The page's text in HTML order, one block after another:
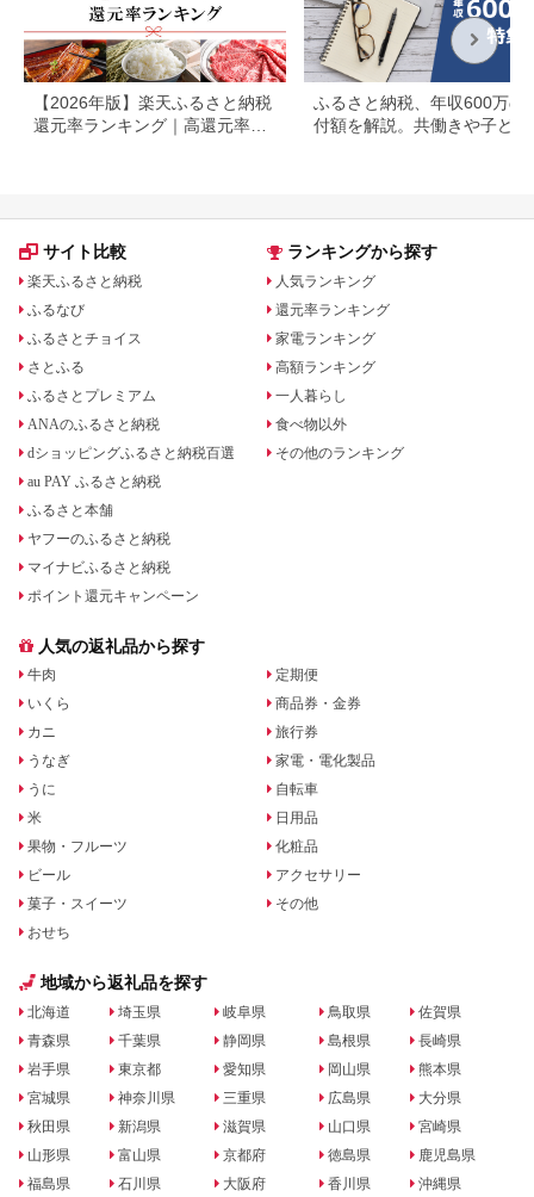
【2026年版】楽天ふるさと納税
還元率ランキング｜高還元率返
ふるさと納税、年収600万の
付額を解説。共働きや子ども
サイト比較
楽天ふるさと納税
ふるなび
ふるさとチョイス
さとふる
ふるさとプレミアム
ANAのふるさと納税
dショッピングふるさと納税百選
au PAY ふるさと納税
ふるさと本舗
ヤフーのふるさと納税
マイナビふるさと納税
ポイント還元キャンペーン
ランキングから探す
人気ランキング
還元率ランキング
家電ランキング
高額ランキング
一人暮らし
食べ物以外
その他のランキング
人気の返礼品から探す
牛肉
いくら
カニ
うなぎ
うに
米
果物・フルーツ
ビール
菓子・スイーツ
おせち
定期便
商品券・金券
旅行券
家電・電化製品
自転車
日用品
化粧品
アクセサリー
その他
地域から返礼品を探す
北海道
青森県
岩手県
宮城県
秋田県
山形県
福島県
埼玉県
千葉県
東京都
神奈川県
新潟県
富山県
石川県
岐阜県
静岡県
愛知県
三重県
滋賀県
京都府
大阪府
鳥取県
島根県
岡山県
広島県
山口県
徳島県
香川県
佐賀県
長崎県
熊本県
大分県
宮崎県
鹿児島県
沖縄県